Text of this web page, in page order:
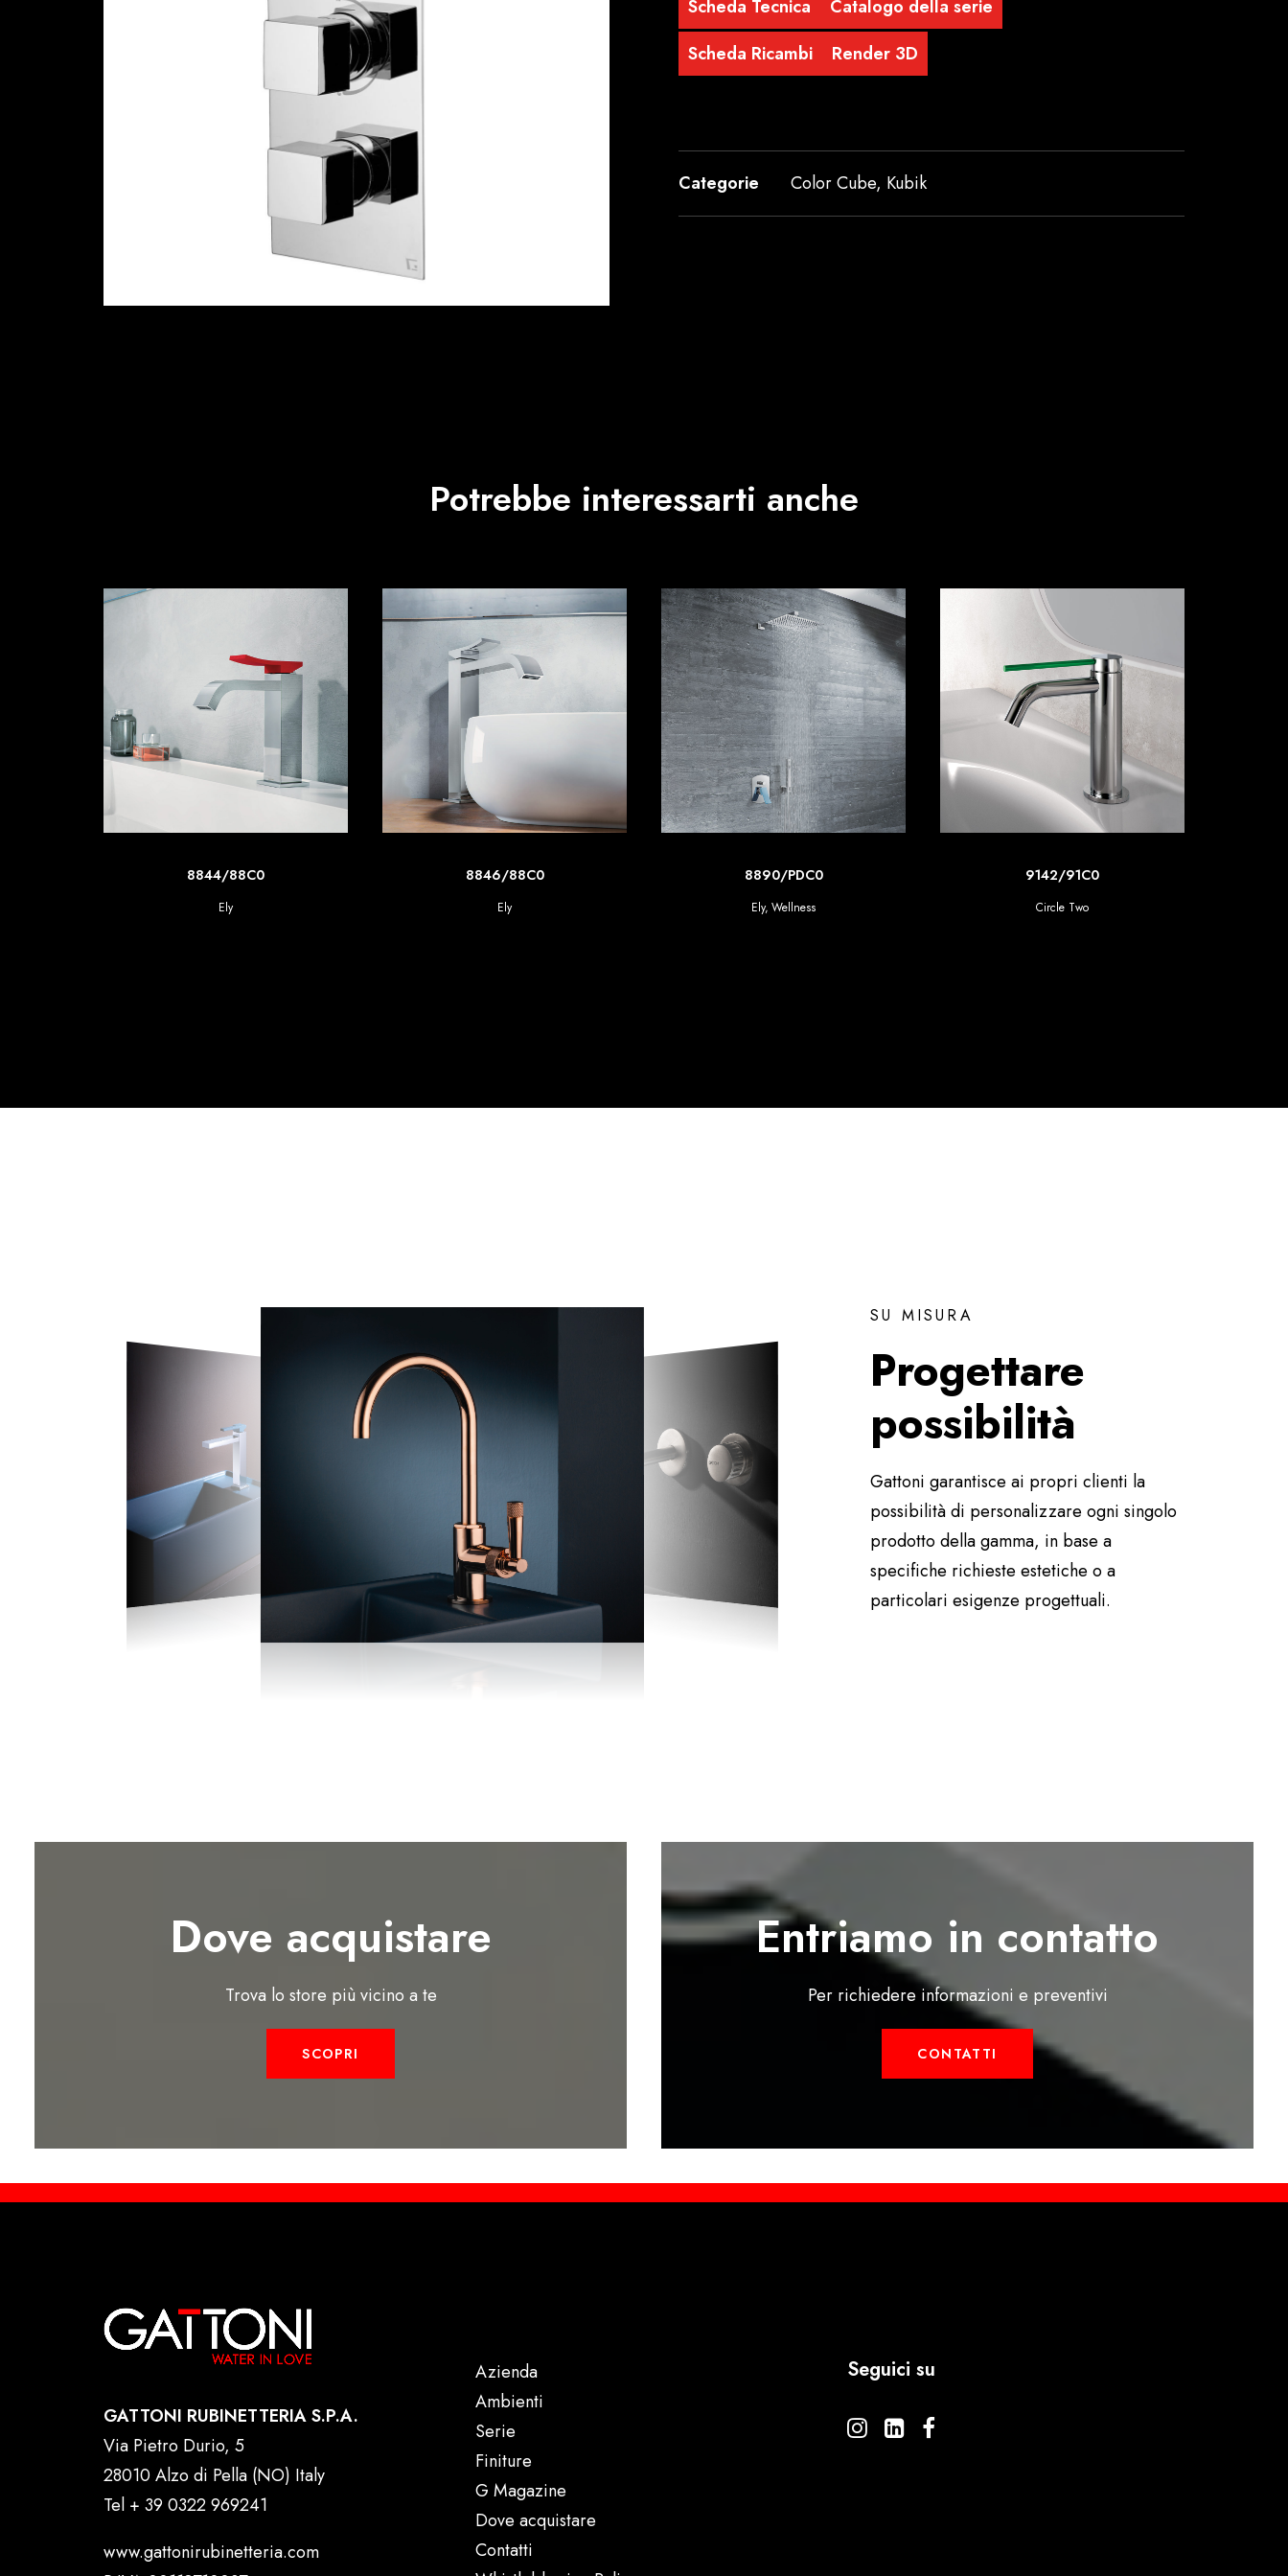
Scheda Tecnica
Catalogo della serie
Scheda Ricambi
Render 3D
Categorie Color Cube, Kubik
Potrebbe interessarti anche
SCOPRI DI PIU'
8844/88C0
Ely
SCOPRI DI PIU'
8846/88C0
Ely
SCOPRI DI PIU'
8890/PDC0
Ely, Wellness
SCOPRI DI PIU'
9142/91C0
Circle Two
SU MISURA
Progettare
possibilità
Gattoni garantisce ai propri clienti la
possibilità di personalizzare ogni singolo
prodotto della gamma, in base a
specifiche richieste estetiche o a
particolari esigenze progettuali.
Dove acquistare
Trova lo store più vicino a te
SCOPRI
Entriamo in contatto
Per richiedere informazioni e preventivi
CONTATTI
GATTONI RUBINETTERIA S.P.A.
Via Pietro Durio, 5
28010 Alzo di Pella (NO) Italy
Tel + 39 0322 969241
www.gattonirubinetteria.com
Azienda
Ambienti
Serie
Finiture
G Magazine
Dove acquistare
Contatti
Seguici su